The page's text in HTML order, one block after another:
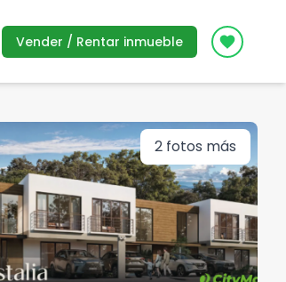
Vender / Rentar inmueble Icon
2 fotos más